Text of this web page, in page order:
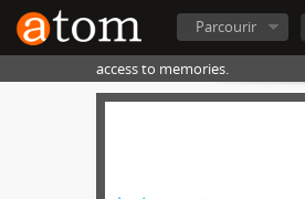
Parcourir
access to memories.